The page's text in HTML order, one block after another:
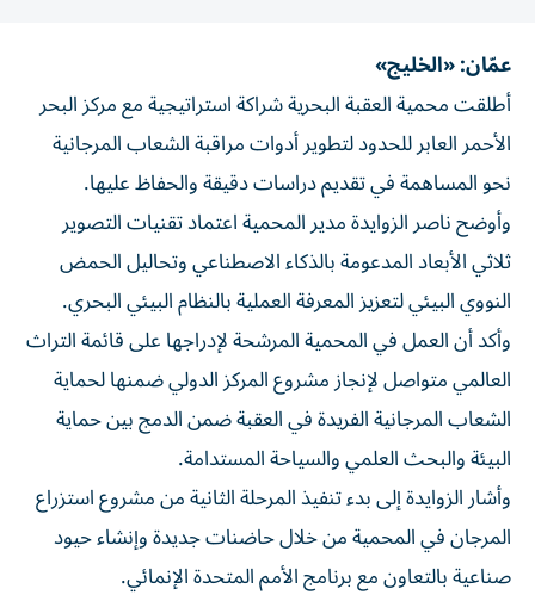
عمّان: «الخليج»
أطلقت محمية العقبة البحرية شراكة استراتيجية مع مركز البحر
الأحمر العابر للحدود لتطوير أدوات مراقبة الشعاب المرجانية
نحو المساهمة في تقديم دراسات دقيقة والحفاظ عليها.
وأوضح ناصر الزوايدة مدير المحمية اعتماد تقنيات التصوير
ثلاثي الأبعاد المدعومة بالذكاء الاصطناعي وتحاليل الحمض
النووي البيئي لتعزيز المعرفة العملية بالنظام البيئي البحري.
وأكد أن العمل في المحمية المرشحة لإدراجها على قائمة التراث
العالمي متواصل لإنجاز مشروع المركز الدولي ضمنها لحماية
الشعاب المرجانية الفريدة في العقبة ضمن الدمج بين حماية
البيئة والبحث العلمي والسياحة المستدامة.
وأشار الزوايدة إلى بدء تنفيذ المرحلة الثانية من مشروع استزراع
المرجان في المحمية من خلال حاضنات جديدة وإنشاء حيود
صناعية بالتعاون مع برنامج الأمم المتحدة الإنمائي.